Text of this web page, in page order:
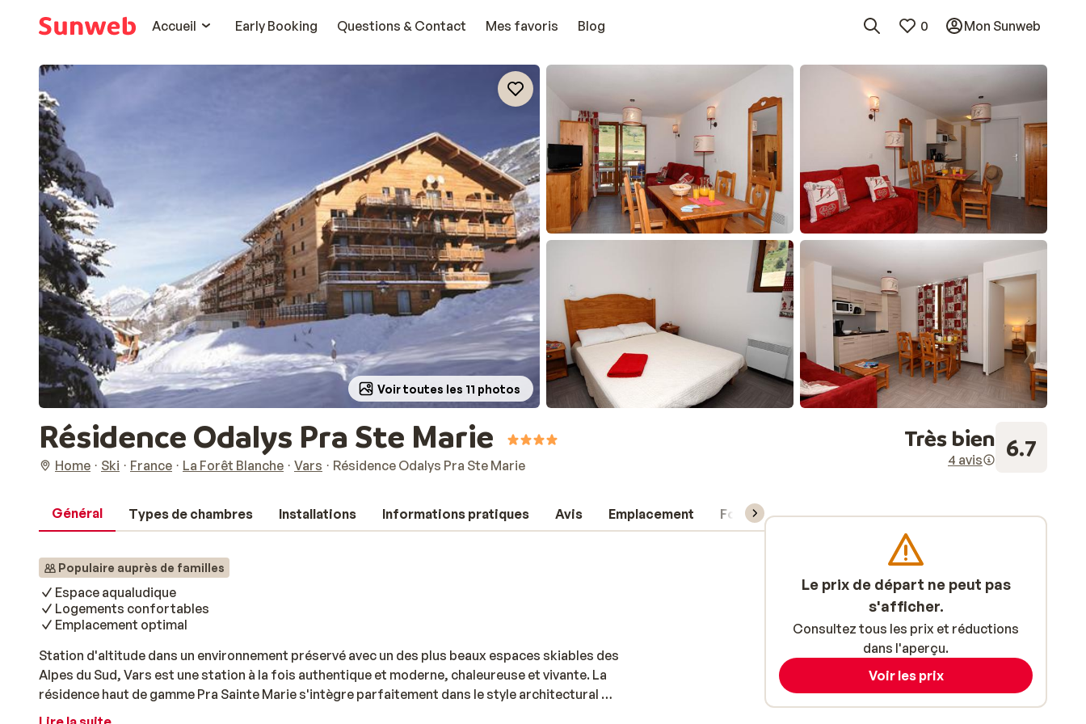
Accueil
Early Booking Questions & Contact Mes favoris Blog 0 Mon Sunweb
Voir toutes les 11 photos
Résidence Odalys Pra Ste Marie
Home Ski France La Forêt Blanche Vars Résidence Odalys Pra Ste Marie
Très bien
4 avis 6.7
Général Types de chambres Installations Informations pratiques Avis Emplacement Forfait, cours et matériel de ski
Populaire auprès de familles
Espace aqualudique
Logements confortables
Emplacement optimal
Station d'altitude dans un environnement préservé avec un des plus beaux espaces skiables des
Alpes du Sud, Vars est une station à la fois authentique et moderne, chaleureuse et vivante. La
résidence haut de gamme Pra Sainte Marie s'intègre parfaitement dans le style architectural de
la région associant pierre, bois et toitures en dégradé. De l'accès direct aux pistes à la
Le prix de départ ne peut pas
s'afficher.
Consultez tous les prix et réductions
dans l'aperçu.
Voir les prix